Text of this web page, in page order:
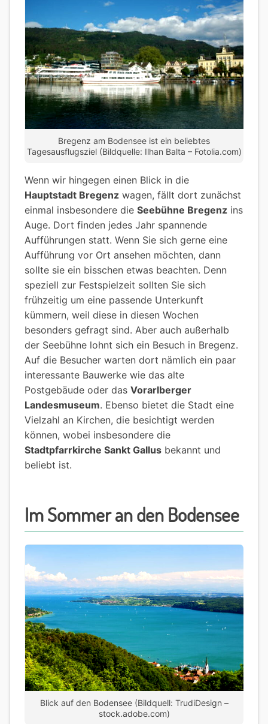
Bregenz am Bodensee ist ein beliebtes
Tagesausflugsziel (Bildquelle: Ilhan Balta – Fotolia.com)
Wenn wir hingegen einen Blick in die
Hauptstadt Bregenz wagen, fällt dort zunächst
einmal insbesondere die Seebühne Bregenz ins
Auge. Dort finden jedes Jahr spannende
Aufführungen statt. Wenn Sie sich gerne eine
Aufführung vor Ort ansehen möchten, dann
sollte sie ein bisschen etwas beachten. Denn
speziell zur Festspielzeit sollten Sie sich
frühzeitig um eine passende Unterkunft
kümmern, weil diese in diesen Wochen
besonders gefragt sind. Aber auch außerhalb
der Seebühne lohnt sich ein Besuch in Bregenz.
Auf die Besucher warten dort nämlich ein paar
interessante Bauwerke wie das alte
Postgebäude oder das Vorarlberger
Landesmuseum. Ebenso bietet die Stadt eine
Vielzahl an Kirchen, die besichtigt werden
können, wobei insbesondere die
Stadtpfarrkirche Sankt Gallus bekannt und
beliebt ist.
Im Sommer an den Bodensee
Blick auf den Bodensee (Bildquell: TrudiDesign –
stock.adobe.com)